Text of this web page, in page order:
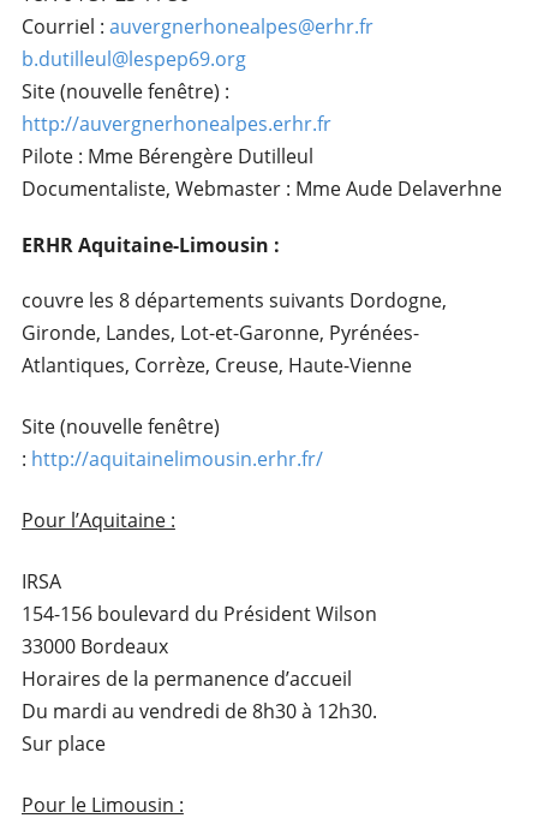
Courriel : auvergnerhonealpes@erhr.fr
b.dutilleul@lespep69.org
Site (nouvelle fenêtre) :
http://auvergnerhonealpes.erhr.fr
Pilote : Mme Bérengère Dutilleul
Documentaliste, Webmaster : Mme Aude Delaverhne
ERHR Aquitaine-Limousin :
couvre les 8 départements suivants Dordogne,
Gironde, Landes, Lot-et-Garonne, Pyrénées-
Atlantiques, Corrèze, Creuse, Haute-Vienne
Site (nouvelle fenêtre)
: http://aquitainelimousin.erhr.fr/
Pour l’Aquitaine :
IRSA
154-156 boulevard du Président Wilson
33000 Bordeaux
Horaires de la permanence d’accueil
Du mardi au vendredi de 8h30 à 12h30.
Sur place
Pour le Limousin :